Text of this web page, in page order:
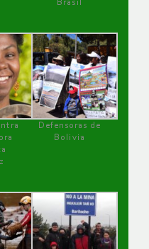
Brasil
Defensoras de
Bolivia